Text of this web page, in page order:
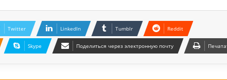
Twitter LinkedIn Tumblr Reddit
Skype Поделиться через электронную почту